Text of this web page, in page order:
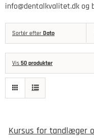
info@dentalkvalitet.dk og
Sortér efter Dato
Vis 50 produkter
Kursus for tandlæger